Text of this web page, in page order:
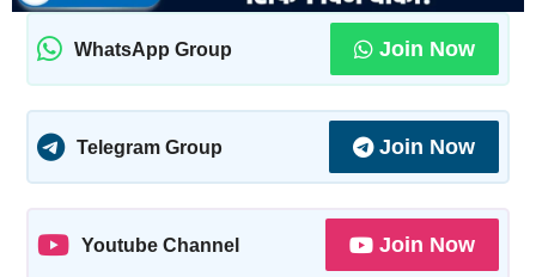
WhatsApp Group Join Now
Telegram Group Join Now
Youtube Channel Join Now